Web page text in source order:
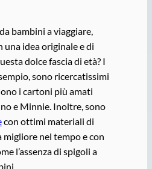
bambini a viaggiare,
una idea originale e di
dolce fascia di età? I
sono ricercatissimi
i cartoni più amati
e Minnie. Inoltre, sono
con ottimi materiali di
migliore nel tempo e con
l’assenza di spigoli a